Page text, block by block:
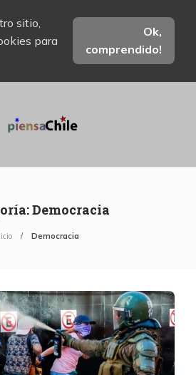
sitio,
para
Ok,
comprendido!
Democracia
Democracia